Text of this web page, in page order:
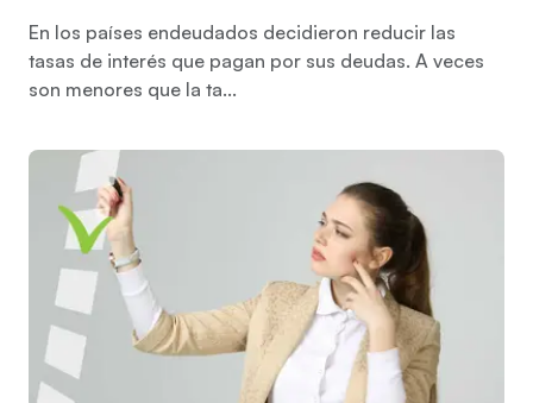
En los países endeudados decidieron reducir las
tasas de interés que pagan por sus deudas. A veces
son menores que la ta...